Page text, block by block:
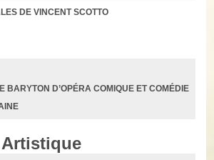
DE VINCENT SCOTTO
BARYTON D’OPÉRA COMIQUE ET COMÉDIE